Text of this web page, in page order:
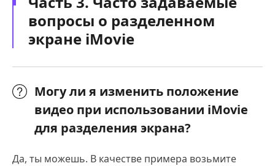
вопросы о разделенном
экране iMovie
Могу ли я изменить положение
видео при использовании iMovie
для разделения экрана?
Да, ты можешь. В качестве примера возьмите